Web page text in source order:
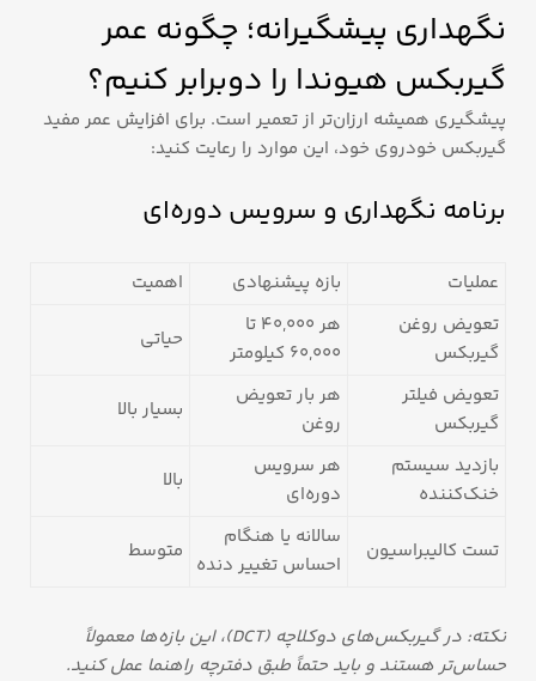
نگهداری پیشگیرانه؛ چگونه عمر
گیربکس هیوندا را دوبرابر کنیم؟
پیشگیری همیشه ارزان‌تر از تعمیر است. برای افزایش عمر مفید
گیربکس خودروی خود، این موارد را رعایت کنید:
برنامه نگهداری و سرویس دوره‌ای
عملیات بازه پیشنهادی
اهمیت
تعویض روغن
گیربکس
هر 40,000 تا
60,000 کیلومتر
حیاتی
تعویض فیلتر
گیربکس
هر بار تعویض
روغن
بسیار بالا
بازدید سیستم
خنک‌کننده
هر سرویس
دوره‌ای
بالا
تست کالیبراسیون
سالانه یا هنگام
احساس تغییر دنده
متوسط
نکته: در گیربکس‌های دوکلاچه (DCT)، این بازه‌ها معمولاً
حساس‌تر هستند و باید حتماً طبق دفترچه راهنما عمل کنید.